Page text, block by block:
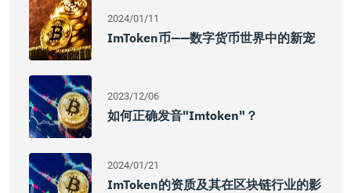
2024/01/11
ImToken币——数字货币世界中的新宠
2023/12/06
如何正确发音"imtoken"？
2024/01/21
ImToken的资质及其在区块链行业的影